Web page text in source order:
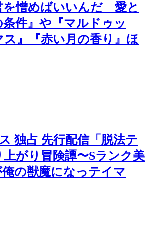
を憎めばいいんだ 愛と
件』や『マルドゥッ
ス』『赤い月の香り』ほ
独占 先行配信「脱法テ
がり冒険譚〜Sランク美
の獣魔になっテイマ